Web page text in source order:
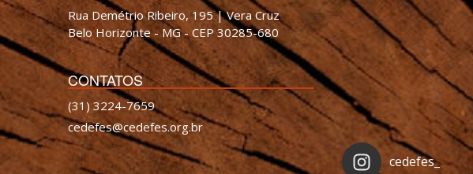
Rua Demétrio Ribeiro, 195 | Vera Cruz
Belo Horizonte - MG - CEP 30285-680
CONTATOS
(31) 3224-7659
cedefes@cedefes.org.br
cedefes_